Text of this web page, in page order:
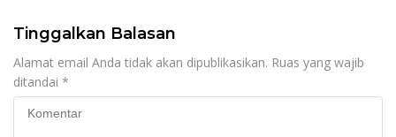
Tinggalkan Balasan
Alamat email Anda tidak akan dipublikasikan. Ruas yang wajib
ditandai *